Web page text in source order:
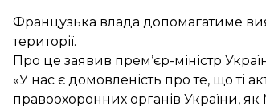
Французька влада допомагатиме
території.
Про це заявив прем’єр-міністр
«У нас є домовленість про те, що ті
правоохоронних органів України,